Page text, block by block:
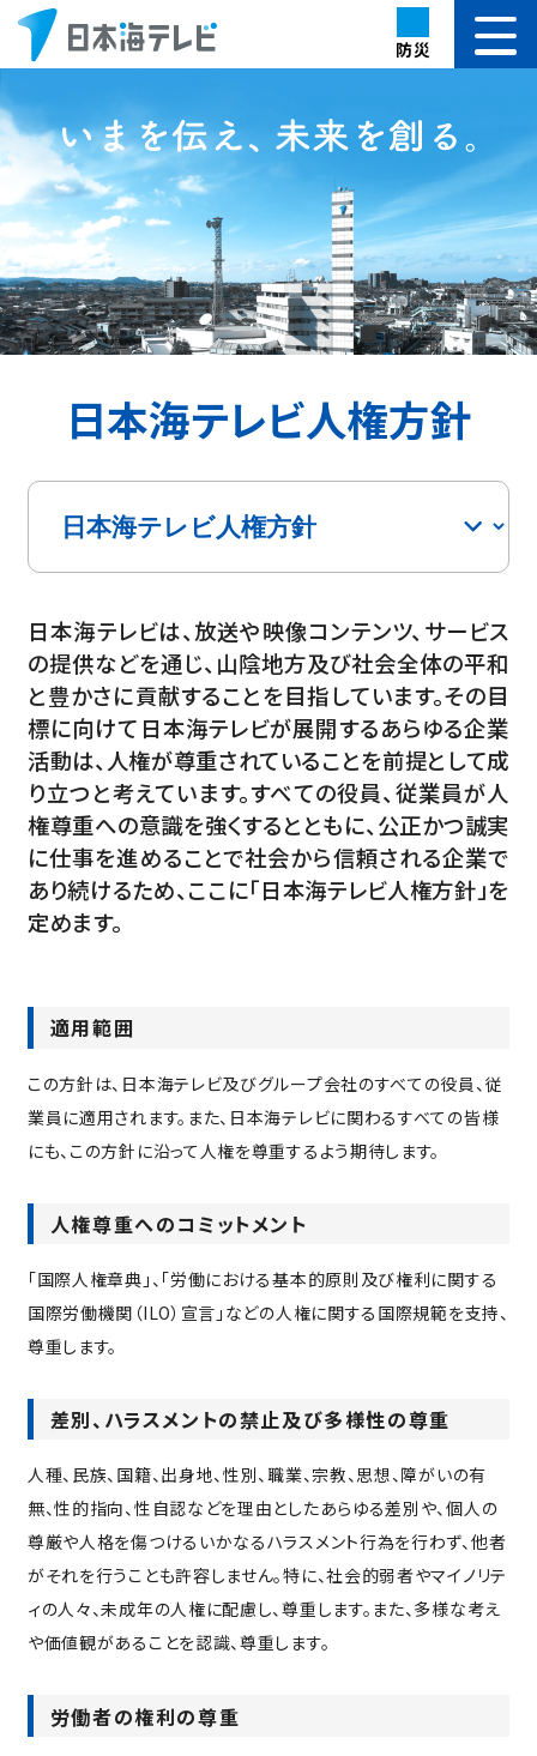
防災
日本海テレビ人権方針
日本海テレビは、放送や映像コンテンツ、サービス
の提供などを通じ、山陰地方及び社会全体の平和
と豊かさに貢献することを目指しています。その目
標に向けて日本海テレビが展開するあらゆる企業
活動は、人権が尊重されていることを前提として成
り立つと考えています。すべての役員、従業員が人
権尊重への意識を強くするとともに、公正かつ誠実
に仕事を進めることで社会から信頼される企業で
あり続けるため、ここに「日本海テレビ人権方針」を
定めます。
適用範囲
この方針は、日本海テレビ及びグループ会社のすべての役員、従
業員に適用されます。また、日本海テレビに関わるすべての皆様
にも、この方針に沿って人権を尊重するよう期待します。
人権尊重へのコミットメント
「国際人権章典」、「労働における基本的原則及び権利に関する
国際労働機関（ILO）宣言」などの人権に関する国際規範を支持、
尊重します。
差別、ハラスメントの禁止及び多様性の尊重
人種、民族、国籍、出身地、性別、職業、宗教、思想、障がいの有
無、性的指向、性自認などを理由としたあらゆる差別や、個人の
尊厳や人格を傷つけるいかなるハラスメント行為を行わず、他者
がそれを行うことも許容しません。特に、社会的弱者やマイノリテ
ィの人々、未成年の人権に配慮し、尊重します。また、多様な考え
や価値観があることを認識、尊重します。
労働者の権利の尊重